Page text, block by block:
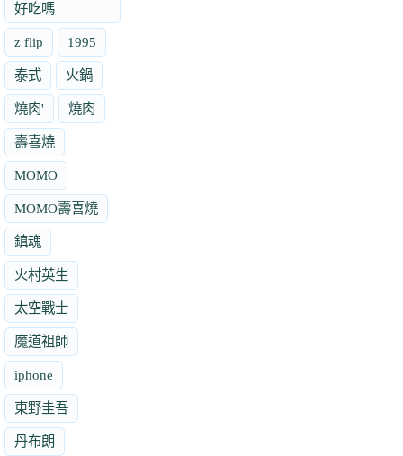
好吃嗎
z flip 1995
泰式 火鍋
燒肉' 燒肉
壽喜燒
MOMO
MOMO壽喜燒
鎮魂
火村英生
太空戰士
魔道祖師
iphone
東野圭吾
丹布朗